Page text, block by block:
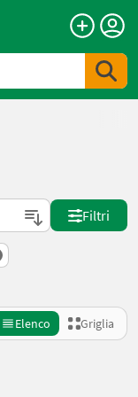
Filtri
Elenco Griglia